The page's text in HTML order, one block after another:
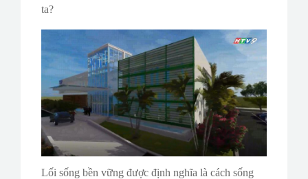
ta?
Lối sống bền vững được định nghĩa là cách sống